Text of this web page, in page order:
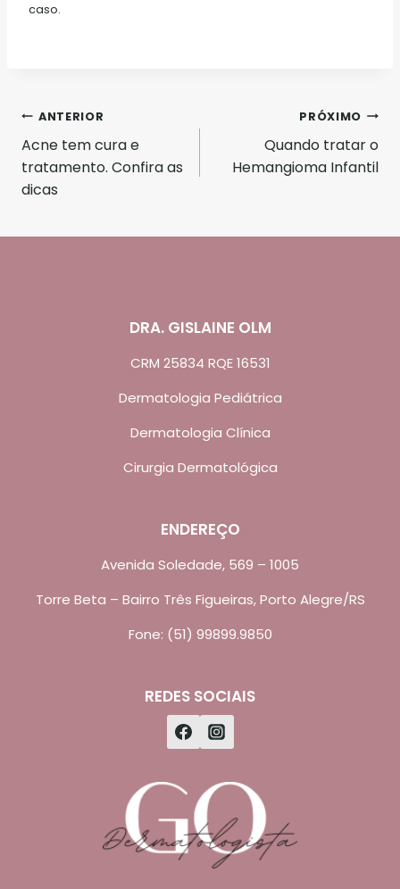
caso.
Navegação
de
Post
ANTERIOR
Acne tem cura e
tratamento. Confira as
dicas
PRÓXIMO
Quando tratar o
Hemangioma Infantil
DRA. GISLAINE OLM
CRM 25834 RQE 16531
Dermatologia Pediátrica
Dermatologia Clínica
Cirurgia Dermatológica
ENDEREÇO
Avenida Soledade, 569 – 1005
Torre Beta – Bairro Três Figueiras, Porto Alegre/RS
Fone: (51) 99899.9850
REDES SOCIAIS